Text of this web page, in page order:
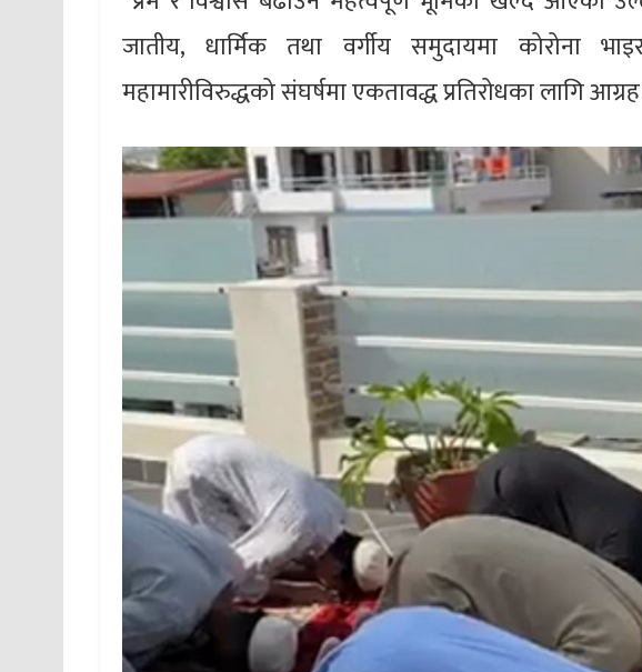
जातीय, धार्मिक तथा वर्गीय समुदायमा कोरोना
महामारीविरुद्धको संघर्षमा एकतावद्ध प्रतिरोधका लागि